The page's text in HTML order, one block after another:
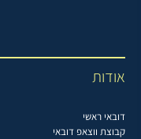
אודות
דובאי ראשי
קבוצת ווצאפ דובאי